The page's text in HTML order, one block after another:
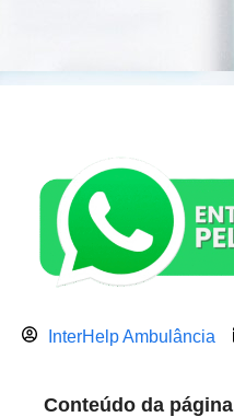
InterHelp Ambulância
Conteúdo da página